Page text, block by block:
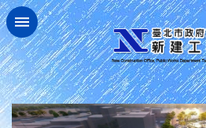
跳到主要內容區塊